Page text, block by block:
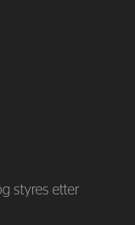
styres etter